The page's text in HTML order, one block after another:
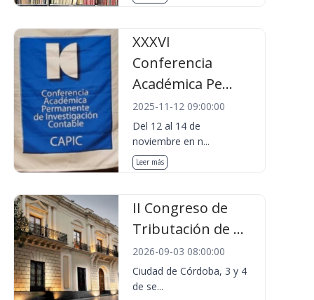
XXXVI
Conferencia
Académica Pe...
2025-11-12 09:00:00
Del 12 al 14 de
noviembre en n...
Leer más
II Congreso de
Tributación de ...
2026-09-03 08:00:00
Ciudad de Córdoba, 3 y 4
de se...